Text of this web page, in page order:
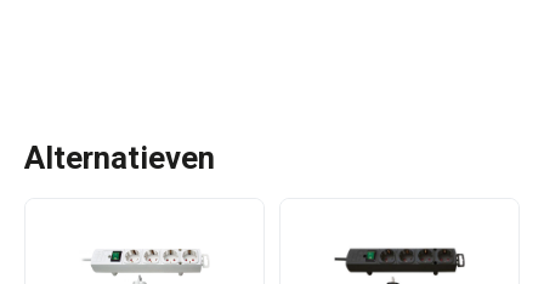
Alternatieven